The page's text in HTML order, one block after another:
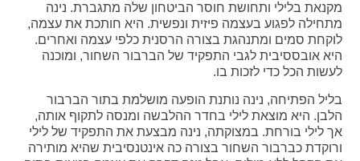
מקנאת בלילי ותחושת חוסר הביטחון שלה מתגברת. נינה
מתחילה לפגוע בעצמה פיזית ונפשית. היא חותכת את עצמה,
לוקחת סמים ומתנהגת בצורה הרסנית כלפי עצמה ואחרים.
היא אובססיבית לגבי התפקיד של הברבור השחור, ומוכנה
לעשות הכל כדי לזכות בו.
בליל הפתיחה, נינה נותנת הופעה מושלמת בתור הברבור
הלבן. היא מוצאת לילי בחדר ההלבשה ומנסה לתקוף אותה,
אך לילי בורחת. במצוקתה, נינה מבצעת את התפקיד של לילי
ורוקדת כברבור השחור בצורה כה אינטנסיבית שהיא מותירה